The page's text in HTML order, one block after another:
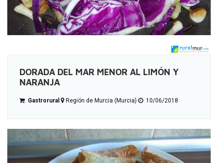
DORADA DEL MAR MENOR AL LIMÓN Y
NARANJA
Gastrorural Región de Murcia (Murcia) 10/06/2018